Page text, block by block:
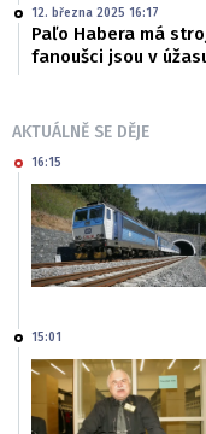
12. března 2025 16:17
Paľo Habera má
fanoušci jsou v
AKTUÁLNĚ SE DĚJE
16:15
15:01